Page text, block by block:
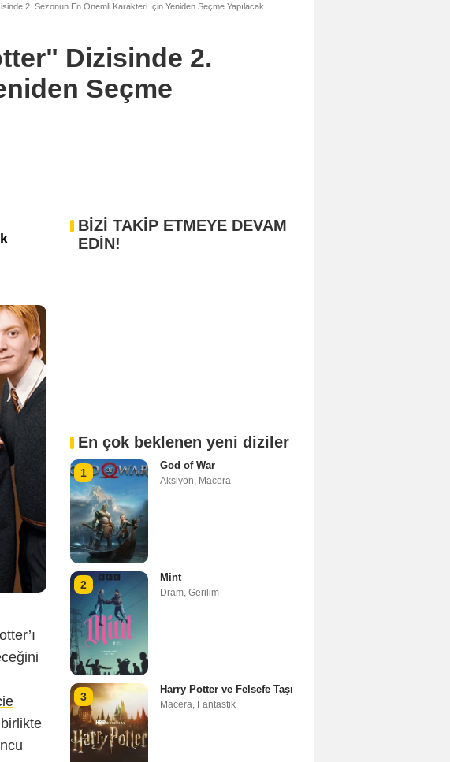
2. Sezonun En Önemli Karakteri İçin Yeniden Seçme Yapılacak
Dizisinde 2.
Seçme
BİZİ TAKİP ETMEYE DEVAM
EDİN!
En çok beklenen yeni diziler
1
God of War
Aksiyon Macera
2
Mint
Dram Gerilim
3
Harry Potter ve Felsefe Taşı
Macera Fantastik